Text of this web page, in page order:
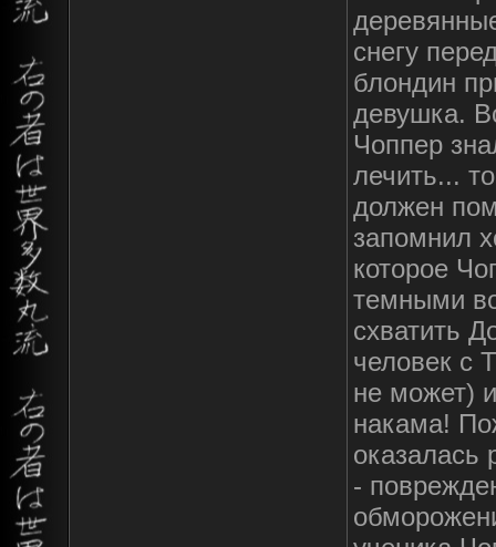
снегу
блондин
девушка.
Чоппер
лечить...
должен
запомнил
которое
темными
схватить
человек с
не может)
накама!
оказалась
-